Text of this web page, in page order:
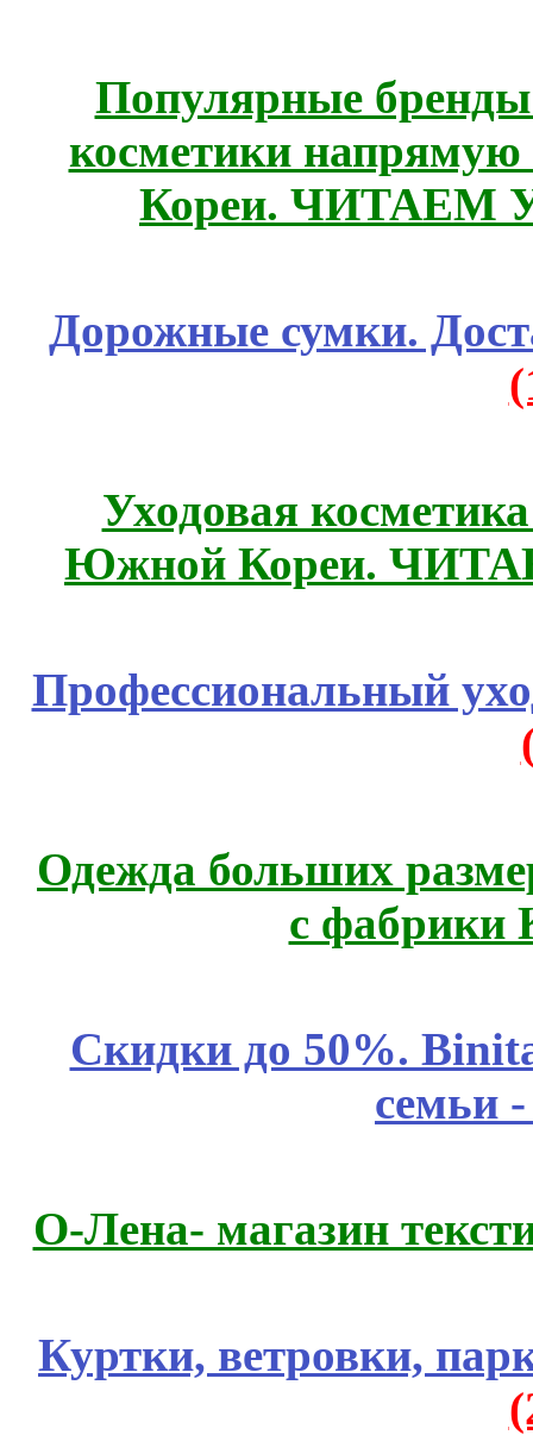
Популярные
косметики
Кореи. ЧИТАЕМ
Дорожные сумки.
Уходовая
Южной Кореи.
Профессиональный
Одежда больших
с фабрики
Скидки до 50%.
семьи
О-Лена- магазин
Куртки, ветровки,